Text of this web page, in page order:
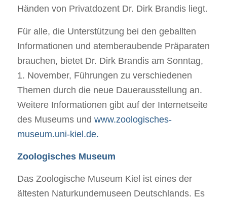
Händen von Privatdozent Dr. Dirk Brandis liegt.
Für alle, die Unterstützung bei den geballten
Informationen und atemberaubende Präparaten
brauchen, bietet Dr. Dirk Brandis am Sonntag,
1. November, Führungen zu verschiedenen
Themen durch die neue Dauerausstellung an.
Weitere Informationen gibt auf der Internetseite
des Museums und www.zoologisches-
museum.uni-kiel.de.
Zoologisches Museum
Das Zoologische Museum Kiel ist eines der
ältesten Naturkundemuseen Deutschlands. Es